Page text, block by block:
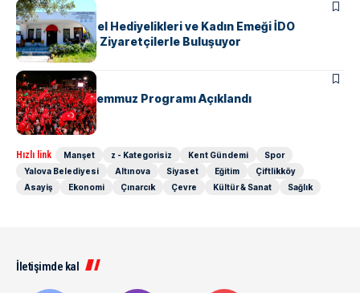
KENT GÜNDEMI
Yalova’nın Yerel Hediyelikleri ve Kadın Emeği İDO
Terminali’nde Ziyaretçilerle Buluşuyor
KENT GÜNDEMI
Yalova’da 15 Temmuz Programı Açıklandı
Hızlı link Manşet z - Kategorisiz Kent Gündemi
Spor
Yalova Belediyesi
Altınova Siyaset Eğitim
Çiftlikköy
Asayiş
Ekonomi Çınarcık Çevre Kültür & Sanat Sağlık
İletişimde kal